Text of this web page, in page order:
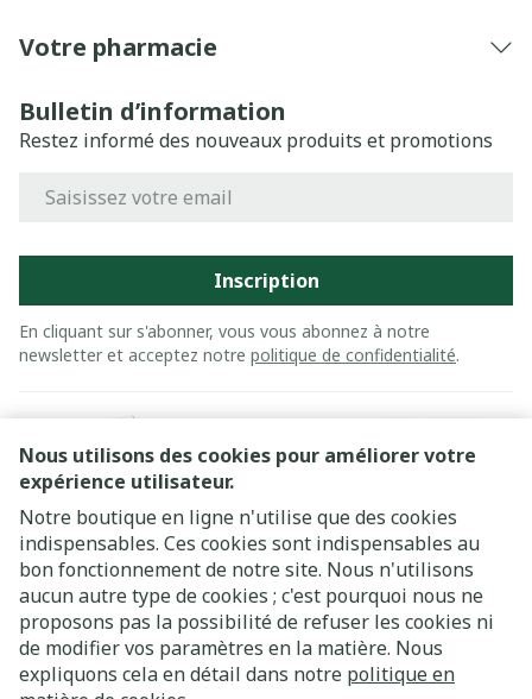
Nous utilisons des cookies pour améliorer votre
expérience utilisateur.
Notre boutique en ligne n'utilise que des cookies
indispensables. Ces cookies sont indispensables au
bon fonctionnement de notre site. Nous n'utilisons
aucun autre type de cookies ; c'est pourquoi nous ne
proposons pas la possibilité de refuser les cookies ni
de modifier vos paramètres en la matière. Nous
expliquons cela en détail dans notre politique en
Votre pharmacie
Bulletin d’information
Restez informé des nouveaux produits et promotions
Inscription
En cliquant sur s'abonner, vous vous abonnez à notre
newsletter et acceptez notre politique de confidentialité.
Liens légaux